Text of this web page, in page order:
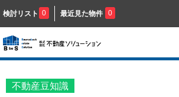
検討リスト 0 最近見た物件 0
不動産豆知識